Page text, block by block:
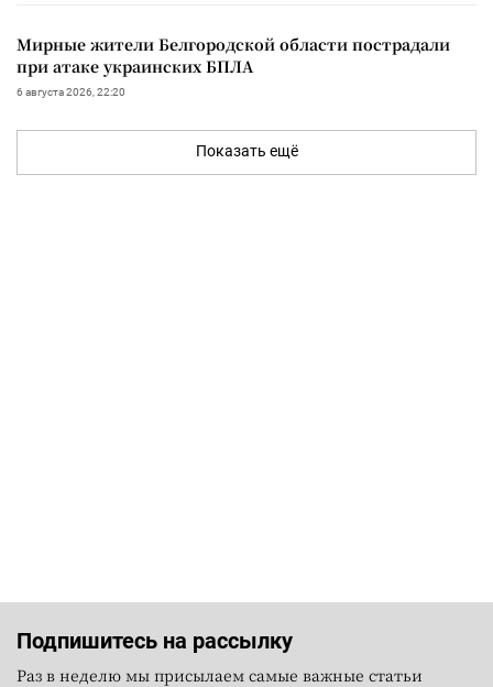
Мирные жители Белгородской области пострадали
при атаке украинских БПЛА
6 августа 2026, 22:20
Показать ещё
Подпишитесь на рассылку
Раз в неделю мы присылаем самые важные статьи